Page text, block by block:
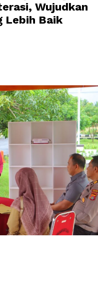
Wujudkan
Lebih Baik